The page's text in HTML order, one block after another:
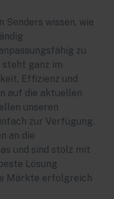
Senders wissen, wie
zu
steht ganz im
Effizienz und
auf die aktuellen
unseren
zur Verfügung.
an die
und sind stolz mit
Lösung
Märkte erfolgreich